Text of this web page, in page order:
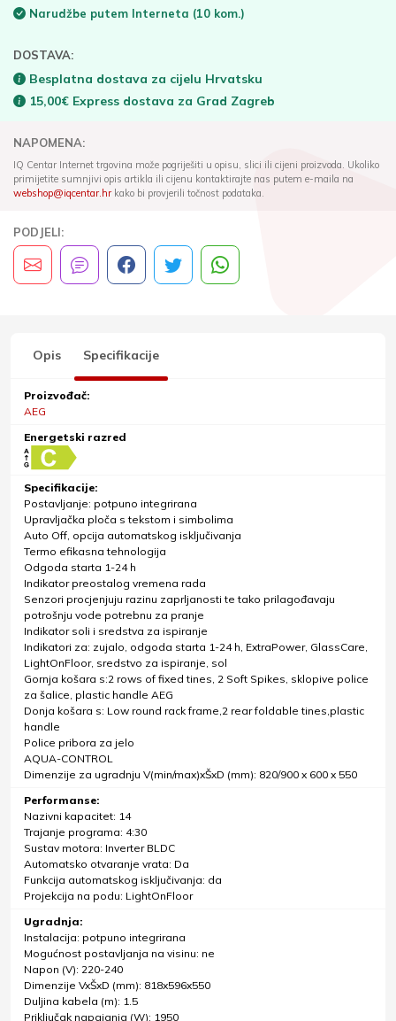
Narudžbe putem Interneta (10 kom.)
DOSTAVA:
Besplatna dostava za cijelu Hrvatsku
15,00€ Express dostava za Grad Zagreb
NAPOMENA:
IQ Centar Internet trgovina može pogriješiti u opisu, slici ili cijeni proizvoda. Ukoliko
primijetite sumnjivi opis artikla ili cijenu kontaktirajte nas putem e-maila na
webshop@iqcentar.hrkako bi provjerili točnost podataka.
PODJELI:
Opis Specifikacije
Proizvođač:
AEG
Energetski razred
Specifikacije:
Postavljanje: potpuno integrirana
Upravljačka ploča s tekstom i simbolima
Auto Off, opcija automatskog isključivanja
Termo efikasna tehnologija
Odgoda starta 1-24 h
Indikator preostalog vremena rada
Senzori procjenjuju razinu zaprljanosti te tako prilagođavaju
potrošnju vode potrebnu za pranje
Indikator soli i sredstva za ispiranje
Indikatori za: zujalo, odgoda starta 1-24 h, ExtraPower, GlassCare,
LightOnFloor, sredstvo za ispiranje, sol
Gornja košara s:2 rows of fixed tines, 2 Soft Spikes, sklopive police
za šalice, plastic handle AEG
Donja košara s: Low round rack frame,2 rear foldable tines,plastic
handle
Police pribora za jelo
AQUA-CONTROL
Dimenzije za ugradnju V(min/max)xŠxD (mm): 820/900 x 600 x 550
Performanse:
Nazivni kapacitet: 14
Trajanje programa: 4:30
Sustav motora: Inverter BLDC
Automatsko otvaranje vrata: Da
Funkcija automatskog isključivanja: da
Projekcija na podu: LightOnFloor
Ugradnja:
Instalacija: potpuno integrirana
Mogućnost postavljanja na visinu: ne
Napon (V): 220-240
Dimenzije VxŠxD (mm): 818x596x550
Duljina kabela (m): 1.5
Priključak napajanja (W): 1950